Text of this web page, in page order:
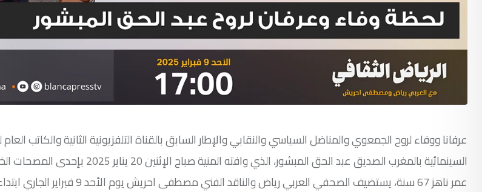
عرفانا ووفاء لروح الجمعوي والمناضل السياسي والنقابي والإطار السابق بالقناة التلفزيونية الثانية والكاتب العام
السينمائية بالمغرب الصديق عبد الحق المبشور، الذي وافته